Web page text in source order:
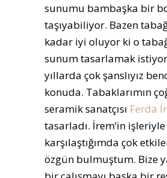
sunumu bambaşka bir
taşıyabiliyor. Bazen
kadar iyi oluyor ki o
sunum tasarlamak
yıllarda çok şanslıyız
konuda. Tabaklarımın
seramik sanatçısı Ferda
tasarladı. İrem’in
karşılaştığımda çok
özgün bulmuştum. Bize